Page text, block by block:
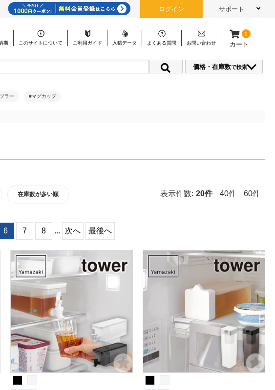
ログイン サポート
期 このサイトについて ご利用ガイド 入稿データ よくある質問 お問い合わせ
0
カート
価格・在庫数で検索
ラー #マグカップ
在庫数が多い順 表示件数: 20件 40件 60件
6 7 8 ... 次へ 最後へ